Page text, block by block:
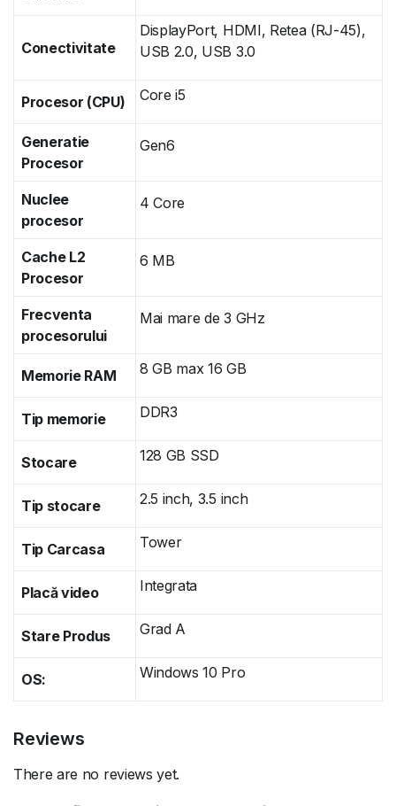
Conectivitate
DisplayPort, HDMI, Retea (RJ-45),
USB 2.0, USB 3.0
Procesor (CPU) Core i5
Generatie
Procesor
Gen6
Nuclee
procesor
4 Core
Cache L2
Procesor
6 MB
Frecventa
procesorului
Mai mare de 3 GHz
Memorie RAM 8 GB max 16 GB
Tip memorie DDR3
Stocare 128 GB SSD
Tip stocare 2.5 inch, 3.5 inch
Tip Carcasa Tower
Placă video Integrata
Stare Produs Grad A
OS: Windows 10 Pro
Reviews
There are no reviews yet.